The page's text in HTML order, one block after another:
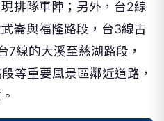
排隊車陣；另外，台2線
崙與福隆路段，台3線古
7線的大溪至慈湖路段，
等重要風景區鄰近道路，